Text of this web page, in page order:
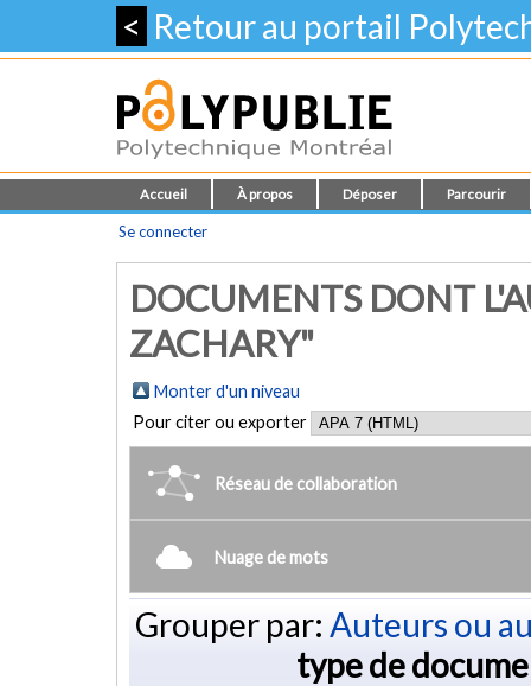
< Retour au portail
Accueil À propos Déposer Parcourir
Se connecter
DOCUMENTS DONT
ZACHARY"
Monter d'un niveau
Pour citer ou exporter
Réseau de collaboration
Nuage de mots
Grouper par: Auteurs ou
type de